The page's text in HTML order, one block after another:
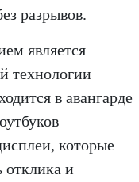
разрывов.
является
технологии
в авангарде
которые
и